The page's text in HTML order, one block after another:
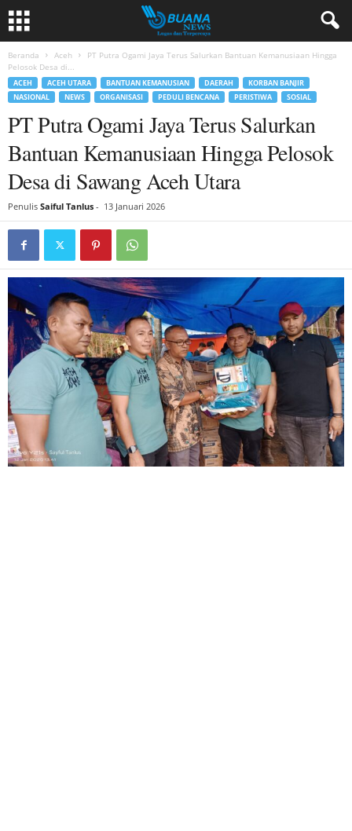
Beranda Aceh
PT Putra Ogami Jaya Terus Salurkan Bantuan Kemanusiaan Hingga
Pelosok Desa di...
ACEH ACEH UTARA BANTUAN KEMANUSIAN DAERAH
KORBAN BANJIR
NASIONAL
NEWS ORGANISASI PEDULI BENCANA PERISTIWA SOSIAL
PT Putra Ogami Jaya Terus Salurkan
Bantuan Kemanusiaan Hingga Pelosok
Desa di Sawang Aceh Utara
Penulis Saiful Tanlus - 13 Januari 2026